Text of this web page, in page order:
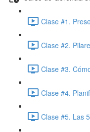
Clase #1.
Clase #2.
Clase #3.
Clase #4.
Clase #5. Las